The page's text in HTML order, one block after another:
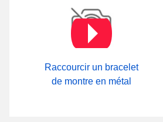
Raccourcir un bracelet
de montre en métal